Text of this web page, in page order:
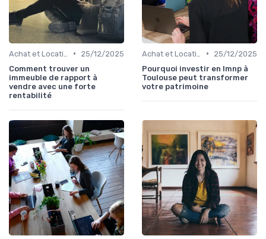
•
25/12/2025
Comment trouver un
immeuble de rapport à
vendre avec une forte
rentabilité
•
25/12/2025
Pourquoi investir en lmnp à
Toulouse peut transformer
votre patrimoine